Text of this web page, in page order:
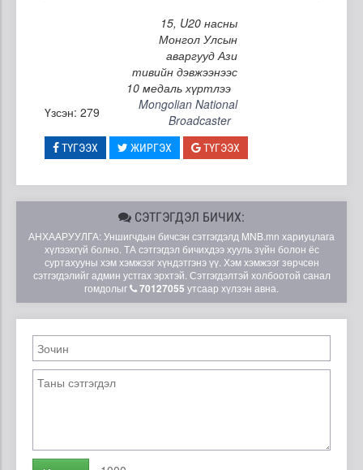
15, U20 насны
Монгол Улсын
аваргууд Ази
тивийн дэвжээнээс
10 медаль хүртлээ
Үзсэн: 279
Mongolian National
Broadcaster
ТҮГЭЭХ ЖИРГЭХ ТҮГЭЭХ
СЭТГЭГДЭЛ БИЧИХ:
АНХААРУУЛГА: Уншигчдын бичсэн сэтгэгдэлд MNB.mn хариуцлага
хүлээхгүй болно. ТА сэтгэгдэл бичихдээ хууль зүйн болон ёс
суртахууны хэм хэмжээг хүндэтгэнэ үү. Хэм хэмжээг зөрчсөн
сэтгэгдэлийг админ устгах эрхтэй. Сэтгэгдэлтэй холбоотой санал
гомдолыг
70127055 утсаар хүлээн авна.